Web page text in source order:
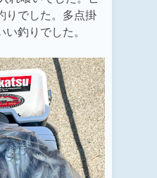
りでした。多点掛
釣りでした。